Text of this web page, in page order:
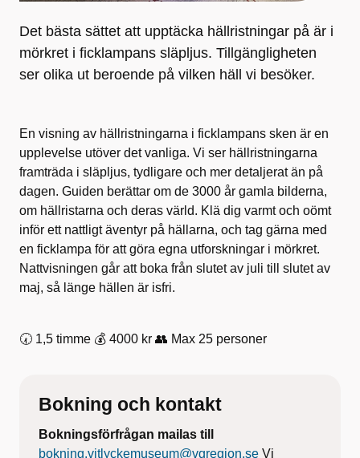
Det bästa sättet att upptäcka hällristningar på är i
mörkret i ficklampans släpljus. Tillgängligheten
ser olika ut beroende på vilken häll vi besöker.
En visning av hällristningarna i ficklampans sken är en
upplevelse utöver det vanliga. Vi ser hällristningarna
framträda i släpljus, tydligare och mer detaljerat än på
dagen. Guiden berättar om de 3000 år gamla bilderna,
om hällristarna och deras värld. Klä dig varmt och oömt
inför ett nattligt äventyr på hällarna, och tag gärna med
en ficklampa för att göra egna utforskningar i mörkret.
Nattvisningen går att boka från slutet av juli till slutet av
maj, så länge hällen är isfri.
🕢 1,5 timme 💰 4000 kr 👥 Max 25 personer
Bokning och kontakt
Bokningsförfrågan mailas till
bokning.vitlyckemuseum@vgregion.se Vi